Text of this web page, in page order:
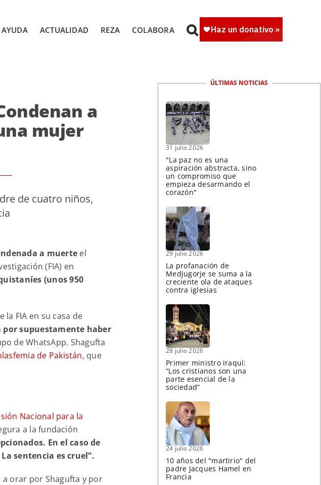
ACTUALIDAD REZA COLABORA
a
mujer
de cuatro niños,
a muerte el
(FIA) en
(unos 950
la FIA en su casa de
por supuestamente haber
de WhatsApp. Shagufta
de Pakistán, que
Nacional para la
a la fundación
En el caso de
sentencia es cruel”.
orar por Shagufta y por
ÚLTIMAS NOTICIAS
31 julio 2026
"La paz no es una
aspiración abstracta, sino
un compromiso que
empieza desarmando el
corazón"
29 julio 2026
La profanación de
Medjugorje se suma a la
creciente ola de ataques
contra iglesias
28 julio 2026
Primer ministro iraquí:
“Los cristianos son una
parte esencial de la
sociedad”
24 julio 2026
10 años del "martirio" del
padre Jacques Hamel en
Francia